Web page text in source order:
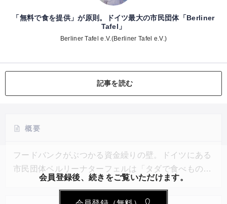
「無料で食を提供」が原則。ドイツ最大の市民団体「Berliner
Tafel」
Berliner Tafel e.V.(Berliner Tafel e.V.)
記事を読む
概要
フードバンクがぶつかる資金繰りの壁。ドイツにある
市民団体ベルリーナターフェルは「タダで食べものを
仕入れ、タダで提供する」という原則のもと工夫を重
会員登録後、続きをご覧いただけます。